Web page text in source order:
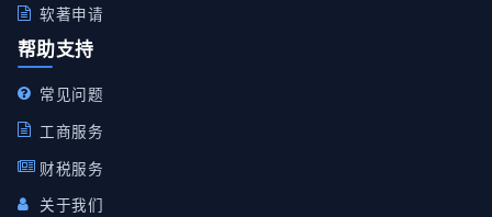
软著申请
帮助支持
常见问题
工商服务
财税服务
关于我们